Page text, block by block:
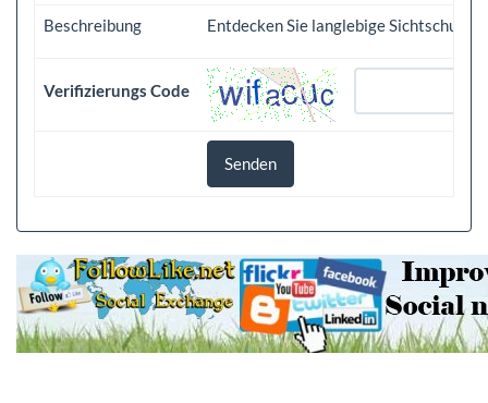
Beschreibung Entdecken Sie langlebige
Verifizierungs Code